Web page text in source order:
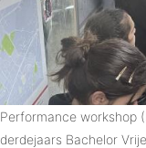
Performance workshop
derdejaars Bachelor